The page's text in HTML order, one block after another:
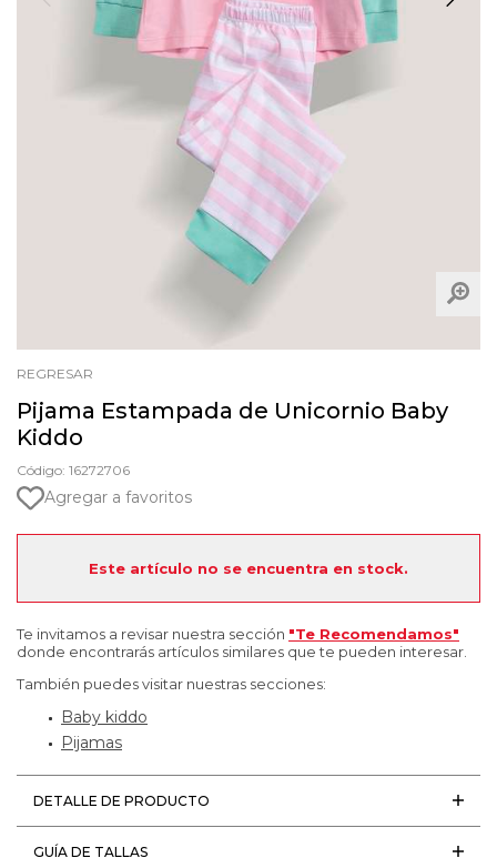
REGRESAR
Pijama Estampada de Unicornio Baby
Kiddo
Código: 16272706
Agregar a favoritos
Este artículo no se encuentra en stock.
Te invitamos a revisar nuestra sección "Te Recomendamos"
donde encontrarás artículos similares que te pueden interesar.
También puedes visitar nuestras secciones:
Baby kiddo
Pijamas
DETALLE DE PRODUCTO
GUÍA DE TALLAS